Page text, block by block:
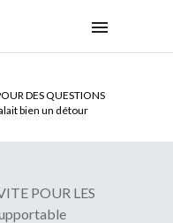
POUR DES QUESTIONS
valait bien un détour
SENAT BENINOIS :
partir !
POUR LES